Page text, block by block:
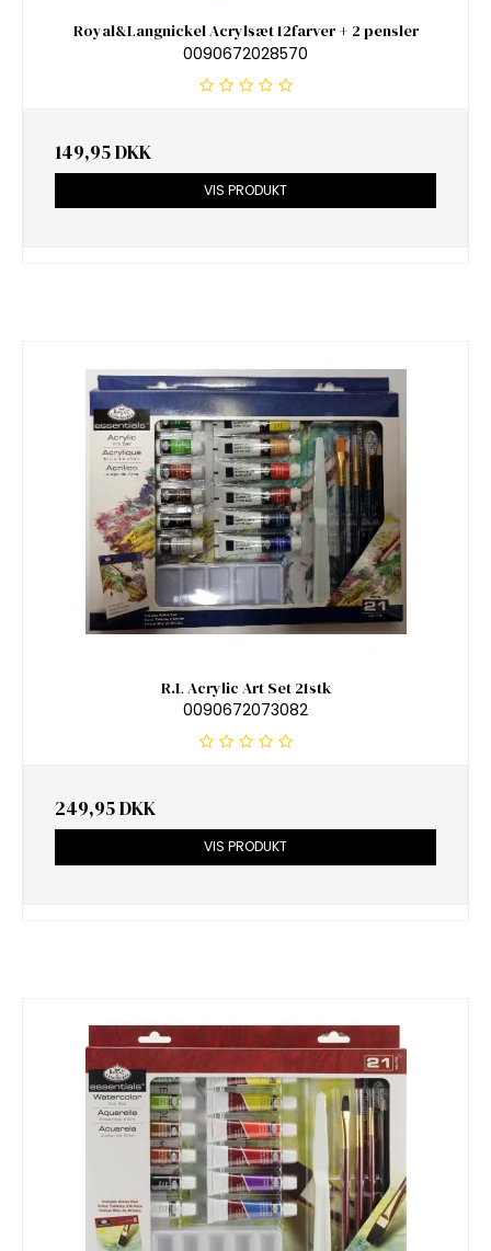
Royal&Langnickel Acrylsæt 12farver + 2 pensler
0090672028570
149,95 DKK
VIS PRODUKT
R.L Acrylic Art Set 21stk
0090672073082
249,95 DKK
VIS PRODUKT